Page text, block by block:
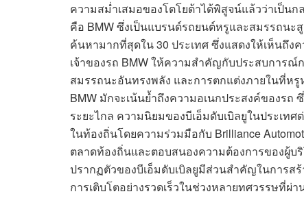
ความสม่ำเสมอของโตโยต้าได้พิสูจน์แล้วว่าเป็น
คือ BMW ซึ่งเป็นแบรนด์รถยนต์หรูและสมรรถนะ
ค้นหามากที่สุดใน 30 ประเทศ ซึ่งแสดงให้เห็นถึง
เจ้าของรถ BMW ให้ความสำคัญกับประสบการ
สมรรถนะอันทรงพลัง และการตกแต่งภายในที่ห
BMW มักจะเน้นย้ำถึงความอเนกประสงค์ของรถ
ระยะไกล ความนิยมของบีเอ็มดับเบิลยูในประเท
ในท้องถิ่นโดยความร่วมมือกับ Brilliance
ตลาดท้องถิ่นและตอบสนองความต้องการของผู้บ
ปรากฏตัวของบีเอ็มดับเบิลยูมีส่วนสำคัญในการส
การเติบโตอย่างรวดเร็วในช่วงหลายทศวรรษที่ผ่า